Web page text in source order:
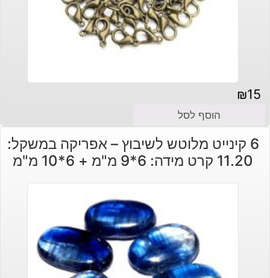
₪15
הוסף לסל
6 קינייט מלוטש לשיבוץ – אפריקה במשקל:
11.20 קרט מידה: 6*9 מ"מ + 6*10 מ"מ